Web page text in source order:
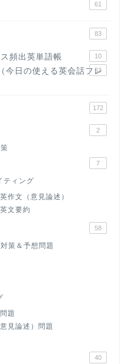
61
83
頻出英単語帳 10
日の使える英会話フレ
63
172
2
7
ティング
作文（意見論述）
文要約
58
策＆予想問題
題
見論述）問題
40